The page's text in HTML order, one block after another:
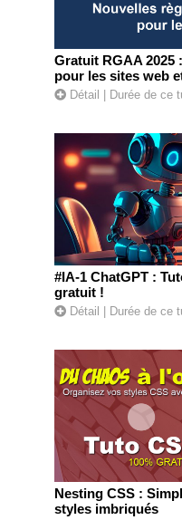
Gratuit RGAA
pour les sites web
Détail | Durée de ce
#IA-1 ChatGPT :
gratuit !
Détail | Durée de ce
Nesting CSS :
styles imbriqués